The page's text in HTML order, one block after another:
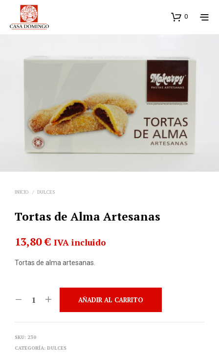
0
INICIO / DULCES
Tortas de Alma Artesanas
13,80€ IVA incluido
Tortas de alma artesanas.
AÑADIR AL CARRITO
SKU: 230
CATEGORÍA: DULCES